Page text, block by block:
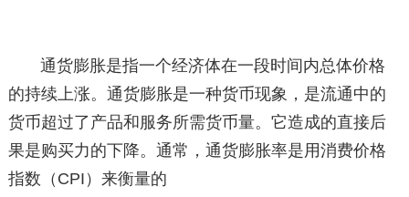
通货膨胀是指一个经济体在一段时间内总体价格
的持续上涨。通货膨胀是一种货币现象，是流通中的
货币超过了产品和服务所需货币量。它造成的直接后
果是购买力的下降。通常，通货膨胀率是用消费价格
指数（CPI）来衡量的